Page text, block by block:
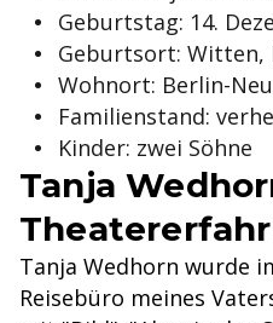
Geburtstag: 14.
Geburtsort: Witten,
Wohnort: Berlin-
Familienstand:
Kinder: zwei Söhne
Tanja
Tanja Wedhorn wurde
Reisebüro meines